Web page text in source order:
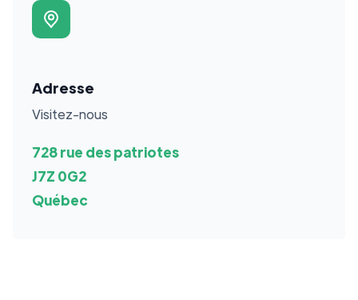
Adresse
Visitez-nous
728 rue des patriotes
J7Z 0G2
Québec